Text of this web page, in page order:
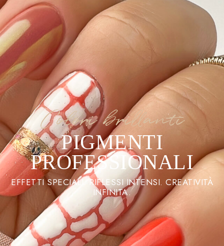
Colori brillanti
PIGMENTI
PROFESSIONALI
EFFETTI SPECIALI. RIFLESSI INTENSI. CREATIVITÀ
INFINITA.